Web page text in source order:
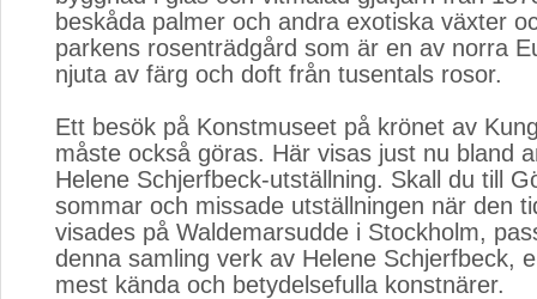
beskåda palmer och andra exotiska växter
parkens rosenträdgård som är en av norra
njuta av färg och doft från tusentals rosor.
Ett besök på Konstmuseet på krönet av
måste också göras. Här visas just nu bland
Helene Schjerfbeck-utställning. Skall du till
sommar och missade utställningen när den
visades på Waldemarsudde i Stockholm,
denna samling verk av Helene Schjerfbeck,
mest kända och betydelsefulla konstnärer.